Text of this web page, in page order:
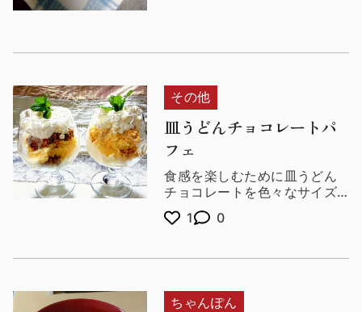
その他
皿うどんチョコレートパ
フェ
食感を楽しむために皿うどん
チョコレートを色々なサイズ
に割って使いました。
1 0
ちゃんぽん